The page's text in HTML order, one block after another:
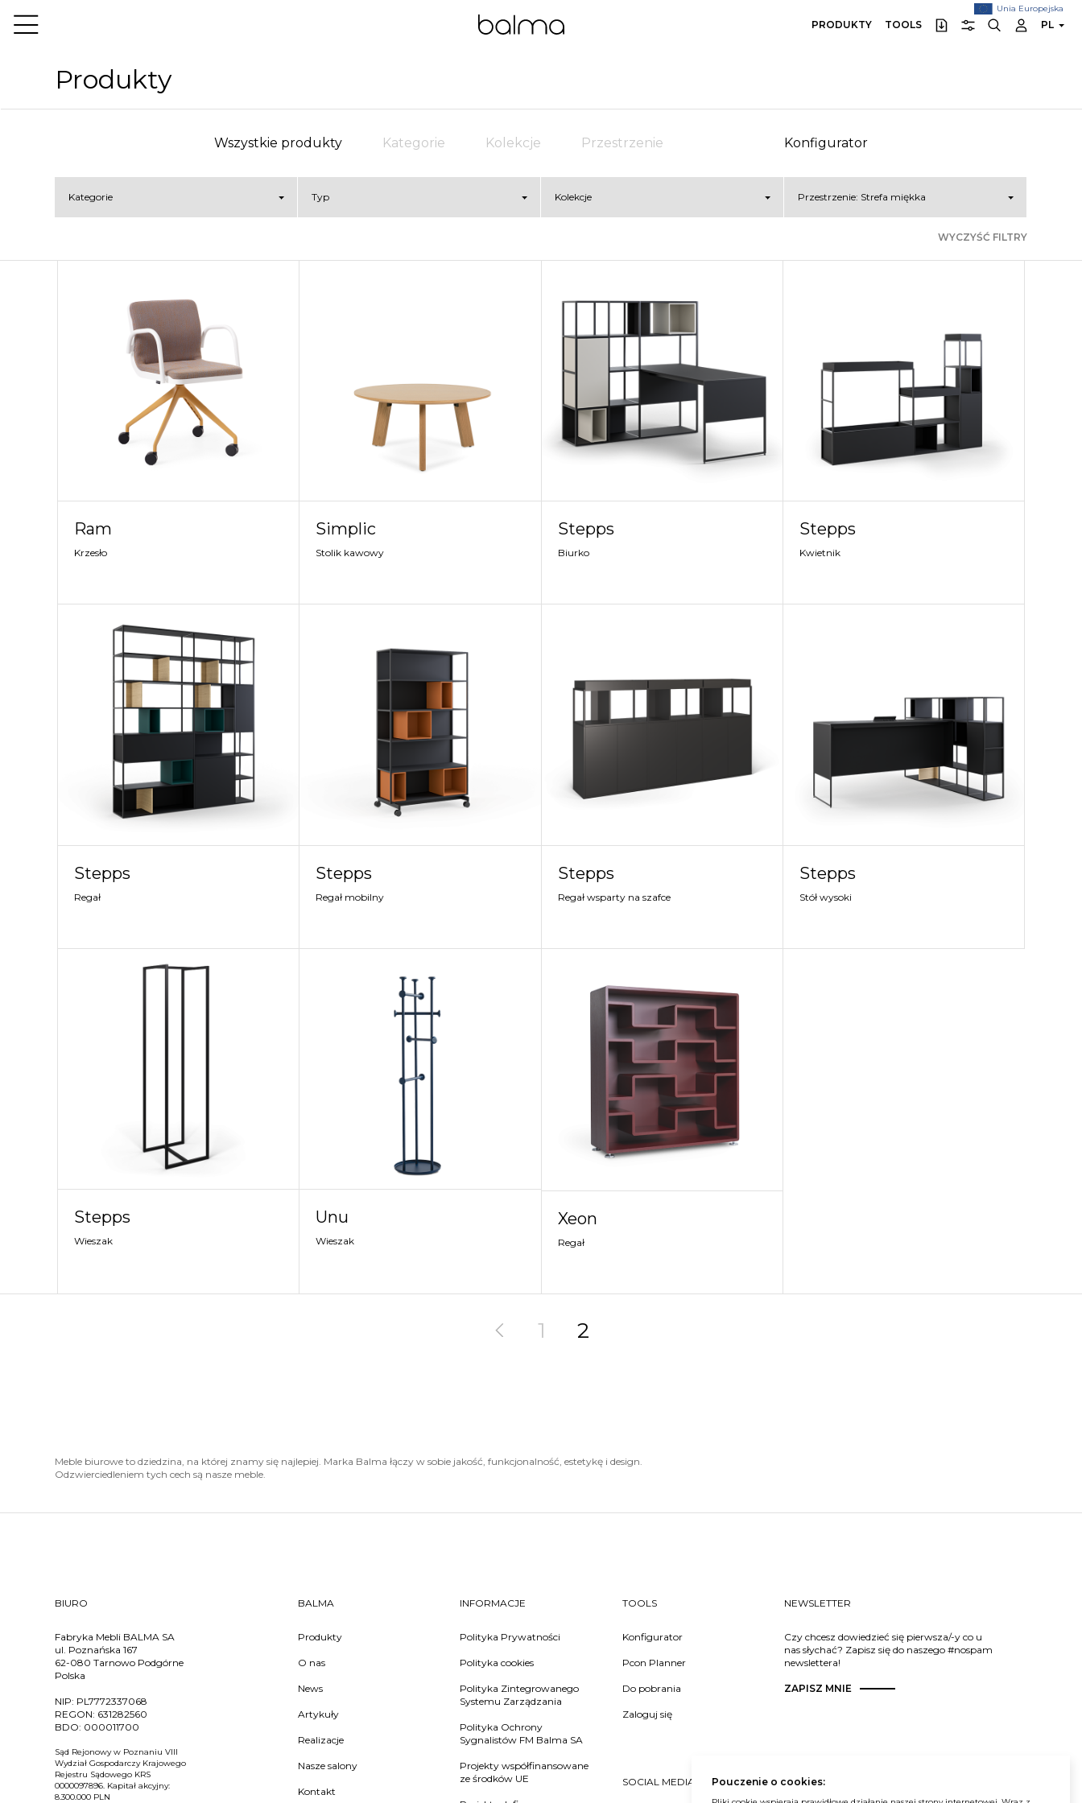
Unia Europejska
PRODUKTY TOOLS PL
Produkty
Wszystkie produkty Kategorie Kolekcje Przestrzenie Konfigurator
Kategorie Typ Kolekcje Przestrzenie: Strefa miękka
WYCZYŚĆ FILTRY
Ram
Krzesło
Simplic
Stolik kawowy
Stepps
Biurko
Stepps
Kwietnik
Stepps
Regał
Stepps
Regał mobilny
Stepps
Regał wsparty na szafce
Stepps
Stół wysoki
Stepps
Wieszak
Unu
Wieszak
Xeon
Regał
1 2
Meble biurowe to dziedzina, na której znamy się najlepiej. Marka Balma łączy w sobie jakość, funkcjonalność, estetykę i design.
Odzwierciedleniem tych cech są nasze meble.
BIURO
Fabryka Mebli BALMA SA
ul. Poznańska 167
62-080 Tarnowo Podgórne
Polska
NIP: PL7772337068
REGON: 631282560
BDO: 000011700
Sąd Rejonowy w Poznaniu VIII
Wydział Gospodarczy Krajowego
Rejestru Sądowego KRS
0000097896. Kapitał akcyjny:
8.300.000 PLN
BALMA
Produkty
O nas
News
Artykuły
Realizacje
Nasze salony
Kontakt
INFORMACJE
Polityka Prywatności
Polityka cookies
Polityka Zintegrowanego
Systemu Zarządzania
Polityka Ochrony
Sygnalistów FM Balma SA
Projekty współfinansowane
ze środków UE
TOOLS
Konfigurator
Pcon Planner
Do pobrania
Zaloguj się
SOCIAL MEDIA
NEWSLETTER
Czy chcesz dowiedzieć się pierwsza/-y co u
nas słychać? Zapisz się do naszego #nospam
newslettera!
ZAPISZ MNIE
© Balma. Wszelkie prawa zastrzeżone.
Pouczenie o cookies: